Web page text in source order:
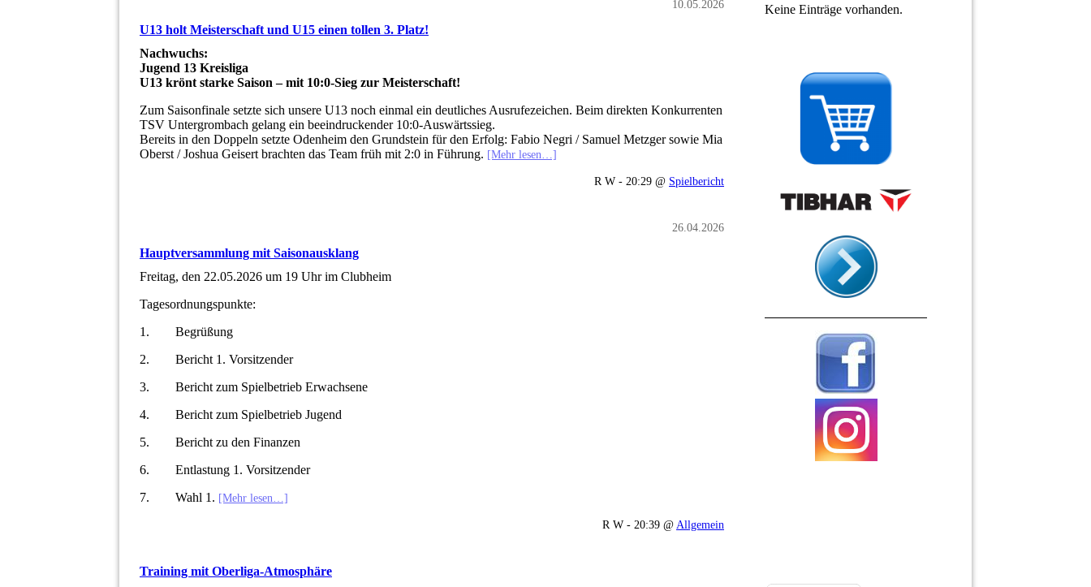
10.05.2026
U13 holt Meisterschaft und U15 einen tollen 3. Platz!
Nachwuchs:
Jugend 13 Kreisliga
U13 krönt starke Saison – mit 10:0‑Sieg zur Meisterschaft!
Zum Saisonfinale setzte sich unsere U13 noch einmal ein deutliches Ausrufezeichen. Beim direkten Konkurrenten
TSV Untergrombach gelang ein beeindruckender 10:0‑Auswärtssieg.
Bereits in den Doppeln setzte Odenheim den Grundstein für den Erfolg: Fabio Negri / Samuel Metzger sowie Mia
Oberst / Joshua Geisert brachten das Team früh mit 2:0 in Führung. [Mehr lesen…]
R W - 20:29 @ Spielbericht
26.04.2026
Hauptversammlung mit Saisonausklang
Freitag, den 22.05.2026 um 19 Uhr im Clubheim
Tagesordnungspunkte:
1. Begrüßung
2. Bericht 1. Vorsitzender
3. Bericht zum Spielbetrieb Erwachsene
4. Bericht zum Spielbetrieb Jugend
5. Bericht zu den Finanzen
6. Entlastung 1. Vorsitzender
7. Wahl 1. [Mehr lesen…]
R W - 20:39 @Allgemein
Training mit Oberliga-Atmosphäre
Keine Einträge vorhanden.